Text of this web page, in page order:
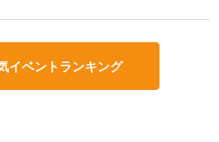
イベントランキング